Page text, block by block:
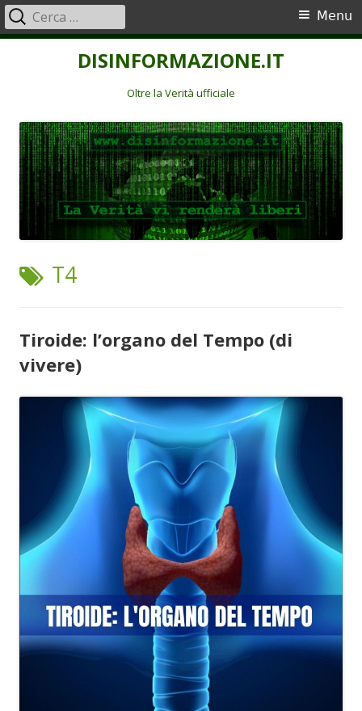
DISINFORMAZIONE.IT
Oltre la Verità ufficiale
Menu
principale
Menu
Ricerca
per:
TAG:
T4
Tiroide: l’organo del Tempo (di
vivere)